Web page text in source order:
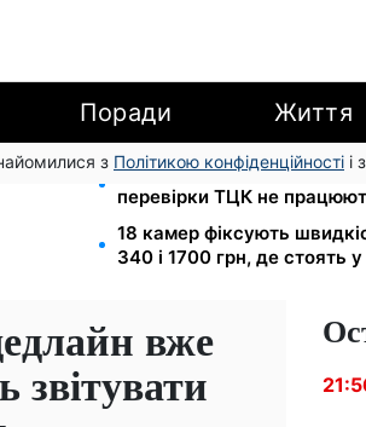
Поради Життя
з Політикою конфіденційності і
водія:
Цифровізація справ і
перевірки ТЦК не
18 камер фіксують
340 і 1700 грн, де стоять у
вже